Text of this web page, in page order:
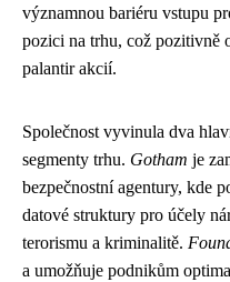
významnou bariéru vstupu
pozici na trhu, což pozitivně
palantir akcií.
Společnost vyvinula dva
segmenty trhu. Gotham je
bezpečnostní agentury, kde
datové struktury pro účely
terorismu a kriminalitě.
a umožňuje podnikům